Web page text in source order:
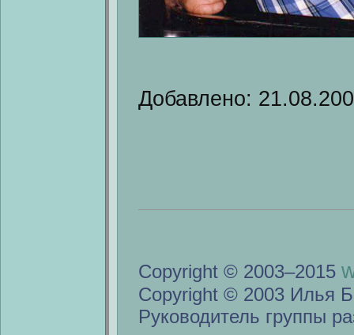
Добавлено:
Copyright © 2003–2015
Copyright © 2003 Илья
Руководитель группы